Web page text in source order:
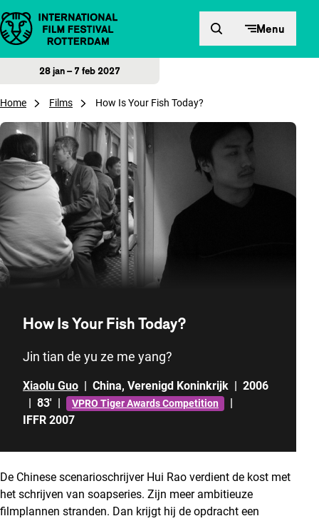
Direct naar inhoud Menu
28 jan – 7 feb 2027
Home Films How Is Your Fish Today?
How Is Your Fish Today?
Jin tian de yu ze me yang?
Xiaolu Guo | China, Verenigd Koninkrijk | 2006
| 83' | VPRO Tiger Awards Competition
|
IFFR 2007
De Chinese scenarioschrijver Hui Rao verdient de kost met
het schrijven van soapseries. Zijn meer ambitieuze
filmplannen stranden. Dan krijgt hij de opdracht een